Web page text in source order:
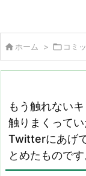
ホーム >  コミ
もう触れない
触りまくって
Twitterにあげ
とめたものです